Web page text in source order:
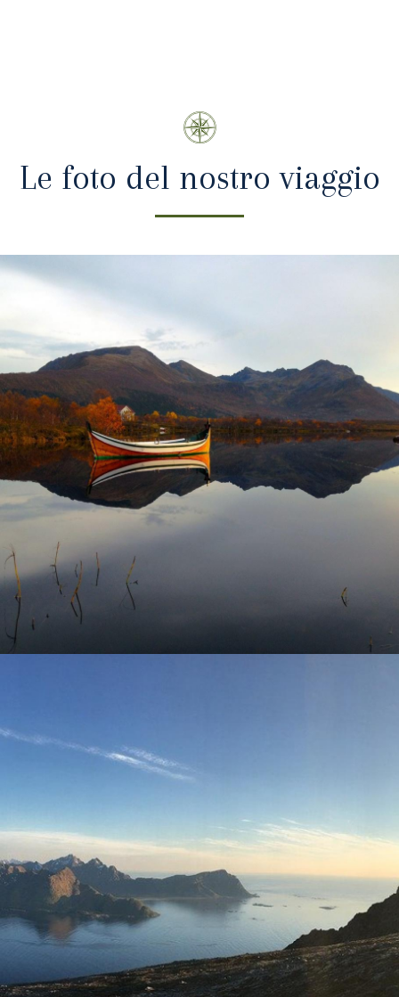
Le foto del nostro viaggio